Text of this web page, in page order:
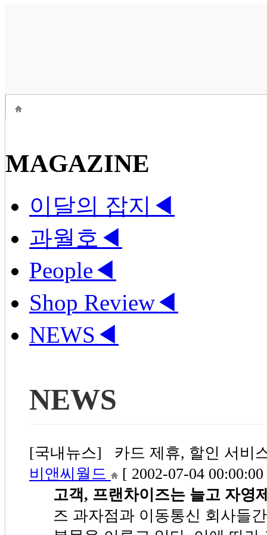
MAGAZINE
이달의 잡지 ◀
과월호 ◀
People◀
Shop Review◀
NEWS ◀
NEWS
[국내뉴스] 카드 제휴, 할인 서비
비앤씨월드
[ 2002-07-04
고객, 프랜차이즈는 늘고 자영
즈 과자점과 이동통신 회사들